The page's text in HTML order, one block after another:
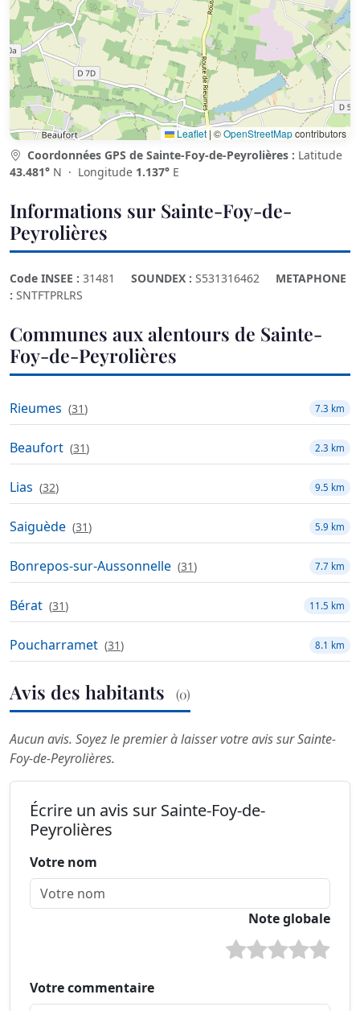
Leaflet | ©OpenStreetMapcontributors
Coordonnées GPS de Sainte-Foy-de-Peyrolières : Latitude
43.481° N · Longitude 1.137° E
Informations sur Sainte-Foy-de-
Peyrolières
Code INSEE : 31481 SOUNDEX : S531316462
METAPHONE
: SNTFTPRLRS
Communes aux alentours de Sainte-
Foy-de-Peyrolières
Rieumes (31) 7.3 km
Beaufort (31) 2.3 km
Lias (32) 9.5 km
Saiguède (31) 5.9 km
Bonrepos-sur-Aussonnelle (31) 7.7 km
Bérat (31) 11.5 km
Poucharramet (31) 8.1 km
Avis des habitants (0)
Aucun avis. Soyez le premier à laisser votre avis sur Sainte-
Foy-de-Peyrolières.
Écrire un avis sur Sainte-Foy-de-
Peyrolières
Votre nom
Note globale
Votre commentaire